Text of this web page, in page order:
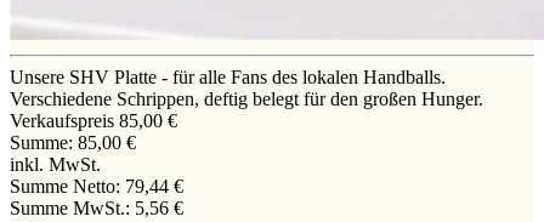
Unsere SHV Platte - für alle Fans des lokalen Handballs.
Verschiedene Schrippen, deftig belegt für den großen Hunger.
Verkaufspreis 85,00 €
Summe: 85,00 €
inkl. MwSt.
Summe Netto: 79,44 €
Summe MwSt.: 5,56 €